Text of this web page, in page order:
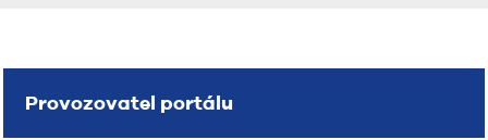
Provozovatel portálu